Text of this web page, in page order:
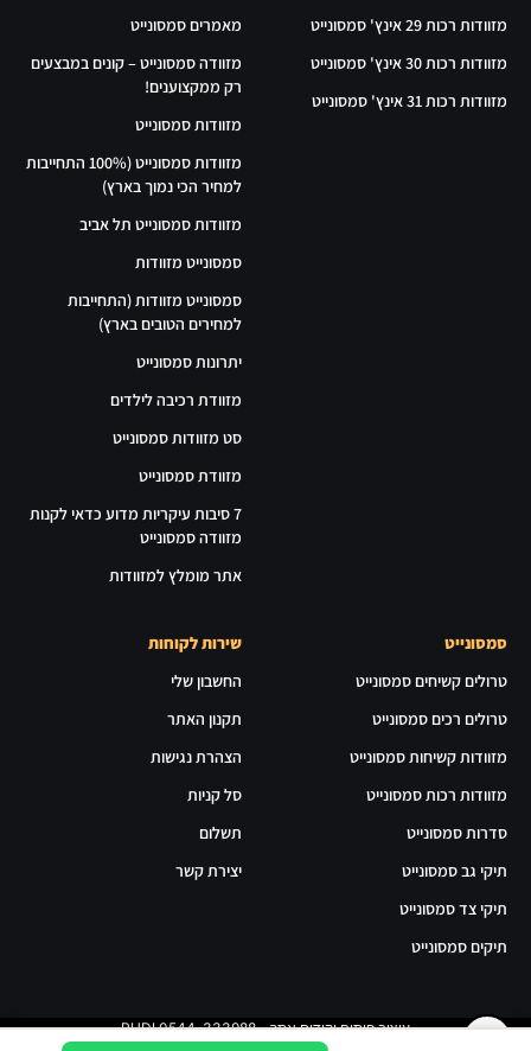
מזוודות רכות 29 אינץ' סמסונייט
מזוודות רכות 30 אינץ' סמסונייט
מזוודות רכות 31 אינץ' סמסונייט
מאמרים סמסונייט
מזוודה סמסונייט – קונים במבצעים
רק ממקצוענים!
מזוודות סמסונייט
מזוודות סמסונייט (100% התחייבות
למחיר הכי נמוך בארץ)
מזוודות סמסונייט תל אביב
סמסונייט מזוודות
סמסונייט מזוודות (התחייבות
למחירים הטובים בארץ)
יתרונות סמסונייט
מזוודת רכיבה לילדים
סט מזוודות סמסונייט
מזוודת סמסונייט
7 סיבות עיקריות מדוע כדאי לקנות
מזוודה סמסונייט
אתר מומלץ למזוודות
סמסונייט
טרולים קשיחים סמסונייט
טרולים רכים סמסונייט
מזוודות קשיחות סמסונייט
מזוודות רכות סמסונייט
סדרות סמסונייט
תיקי גב סמסונייט
תיקי צד סמסונייט
תיקים סמסונייט
שירות לקוחות
החשבון שלי
תקנון האתר
הצהרת נגישות
סל קניות
תשלום
יצירת קשר
עיצוב פיתוח וקידום אתר - RUDI 0544-333988